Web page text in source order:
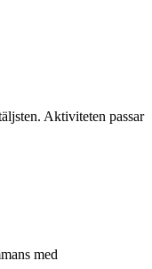
Aktiviteten passar
med